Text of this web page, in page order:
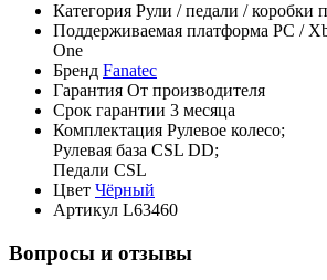
Категория Рули / педали / коробки
Поддерживаемая платформа PC /
One
Бренд Fanatec
Гарантия От производителя
Срок гарантии 3 месяца
Комплектация Рулевое колесо;
Рулевая база CSL DD;
Педали CSL
Цвет Чёрный
Артикул L63460
Вопросы и отзывы